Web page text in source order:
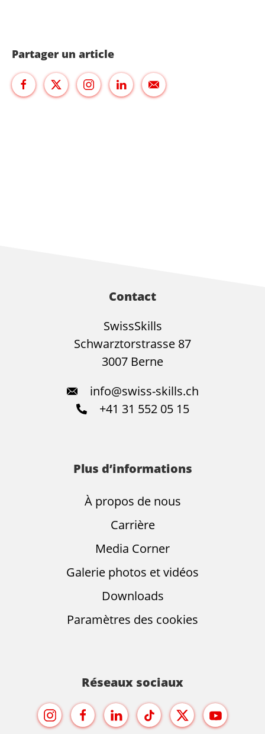
Partager un article
Contact
SwissSkills
Schwarztorstrasse 87
3007 Berne
info@swiss-skills.ch
+41 31 552 05 15
Plus d’informations
À propos de nous
Carrière
Media Corner
Galerie photos et vidéos
Downloads
Paramètres des cookies
Réseaux sociaux